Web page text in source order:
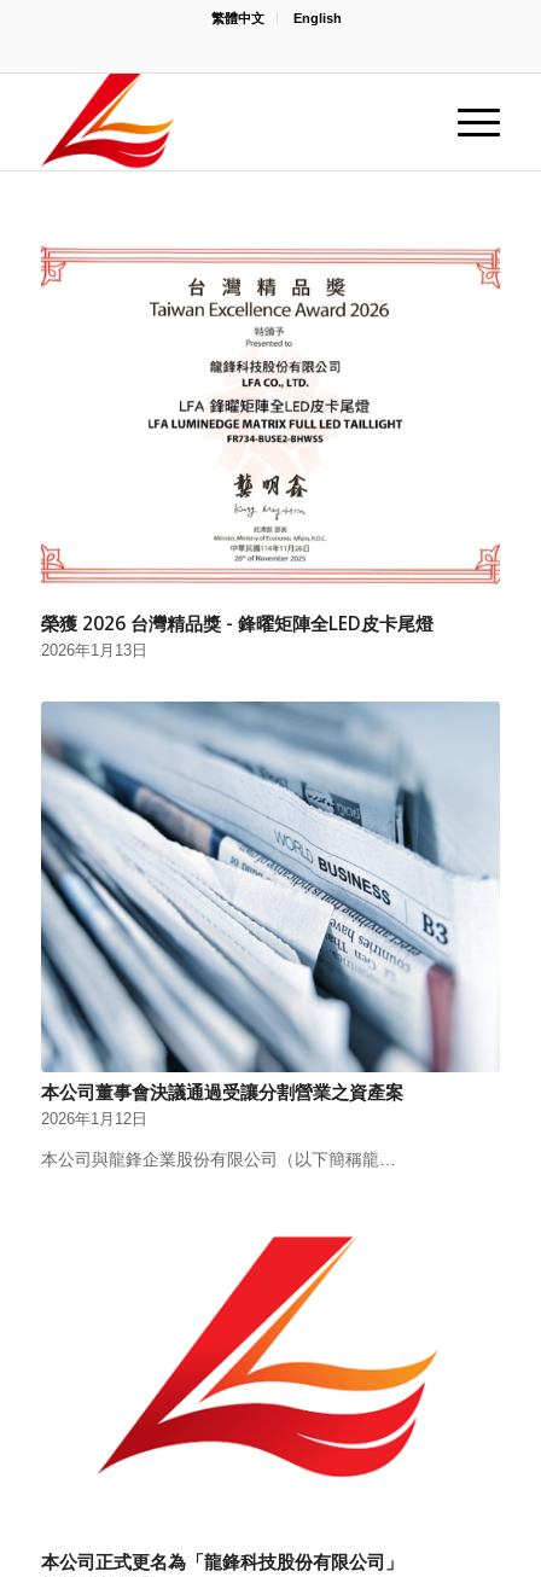
繁體中文 English
榮獲 2026 台灣精品獎 - 鋒曜矩陣全LED皮卡尾燈
2026年1月13日
本公司董事會決議通過受讓分割營業之資產案
2026年1月12日
本公司與龍鋒企業股份有限公司（以下簡稱龍…
本公司正式更名為「龍鋒科技股份有限公司」